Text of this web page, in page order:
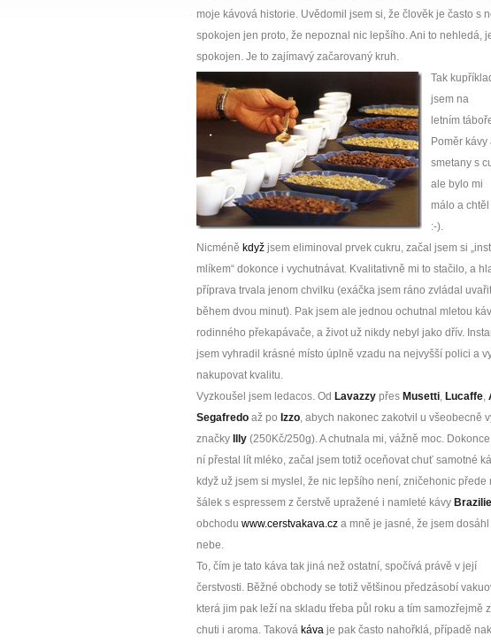
moje kávová historie. Uvědomil jsem si, že člověk je často s
spokojen jen proto, že nepoznal nic lepšího. Ani to nehledá,
spokojen. Je to zajímavý začarovaný kruh.
Tak
jsem na
letním
Poměr kávy
smetany s
ale bylo mi
málo a
:-).
Nicméně když jsem eliminoval prvek cukru, začal jsem si
mlíkem“ dokonce i vychutnávat. Kvalitativně mi to stačilo, a
příprava trvala jenom chvilku (exáčka jsem ráno zvládal
během dvou minut). Pak jsem ale jednou ochutnal mletou
rodinného překapávače, a život už nikdy nebyl jako dřív.
jsem vyhradil krásné místo úplně vzadu na nejvyšší polici a
nakupovat kvalitu.
Vyzkoušel jsem ledacos. Od Lavazzy přes Musetti, Lucaffe,
Segafredo až po Izzo, abych nakonec zakotvil u všeobecně
značky
Illy (250Kč/250g). A chutnala mi, vážně moc.
ní přestal lít mléko, začal jsem totiž oceňovat chuť samotné
když už jsem si myslel, že nic lepšího není, zničehonic přede
šálek s espressem z čerstvě upražené i namleté kávy
obchodu www.cerstvakava.cz a mně je jasné, že jsem
nebe.
To, čím je tato káva tak jiná než ostatní, spočívá právě v její
čerstvosti. Běžné obchody se totiž většinou předzásobí
která jim pak leží na skladu třeba půl roku a tím samozřejmě
chuti i aroma. Taková káva je pak často nahořklá, případě